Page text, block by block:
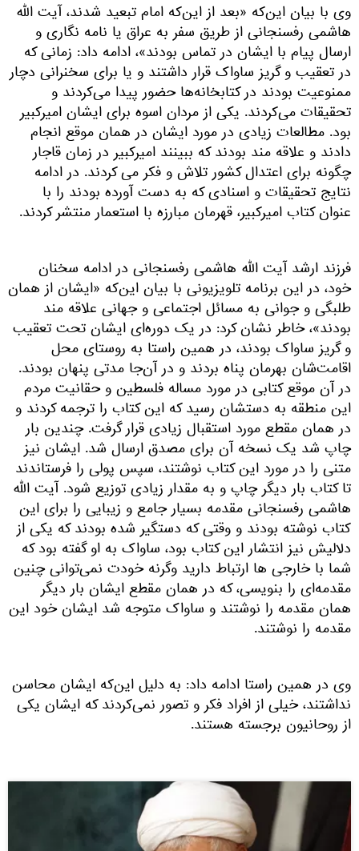
وی با بیان این‌که «بعد از این‌که امام تبعید شدند، آیت الله
هاشمی رفسنجانی از طریق سفر به عراق یا نامه نگاری و
ارسال پیام با ایشان در تماس بودند»، ادامه داد: زمانی که
در تعقیب و گریز ساواک قرار داشتند و یا برای سخنرانی دچار
ممنوعیت بودند در کتابخانه‌ها حضور پیدا می‌کردند و
تحقیقات می‌کردند. یکی از مردان اسوه برای ایشان امیرکبیر
بود. مطالعات زیادی در مورد ایشان در همان موقع انجام
دادند و علاقه مند بودند که ببینند امیرکبیر در زمان قاجار
چگونه برای اعتدال کشور تلاش و فکر می کردند. در ادامه
نتایج تحقیقات و اسنادی که به دست آورده بودند را با
عنوان کتاب امیرکبیر، قهرمان مبارزه با استعمار منتشر کردند.
فرزند ارشد آیت الله هاشمی رفسنجانی در ادامه سخنان
خود، در این برنامه تلویزیونی با بیان این‌که «ایشان از همان
طلبگی و جوانی به مسائل اجتماعی و جهانی علاقه مند
بودند»، خاطر نشان کرد: در یک دوره‌ای ایشان تحت تعقیب
و گریز ساواک بودند، در همین راستا به روستای محل
اقامت‌شان بهرمان پناه بردند و در آن‌جا مدتی پنهان بودند.
در آن موقع کتابی در مورد مساله فلسطین و حقانیت مردم
این منطقه به دستشان رسید که این کتاب را ترجمه کردند و
در همان مقطع مورد استقبال زیادی قرار گرفت. چندین بار
چاپ شد یک نسخه آن برای مصدق ارسال شد. ایشان نیز
متنی را در مورد این کتاب نوشتند، سپس پولی را فرستاندند
تا کتاب بار دیگر چاپ و به مقدار زیادی توزیع شود. آیت الله
هاشمی رفسنجانی مقدمه بسیار جامع و زیبایی را برای این
کتاب نوشته بودند و وقتی که دستگیر شده بودند که یکی از
دلالیش نیز انتشار این کتاب بود، ساواک به او گفته بود که
شما با خارجی ها ارتباط دارید وگرنه خودت نمی‌توانی چنین
مقدمه‌ای را بنویسی، که در همان مقطع ایشان بار دیگر
همان مقدمه را نوشتند و ساواک متوجه شد ایشان خود این
مقدمه را نوشتند.
وی در همین راستا ادامه داد: به دلیل این‌که ایشان محاسن
نداشتند، خیلی از افراد فکر و تصور نمی‌کردند که ایشان یکی
از روحانیون برجسته هستند.